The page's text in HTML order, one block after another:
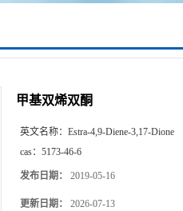
甲基双烯双酮
英文名称： Estra-4,9-Diene-3,17-Dione
cas： 5173-46-6
发布日期： 2019-05-16
更新日期： 2026-07-13